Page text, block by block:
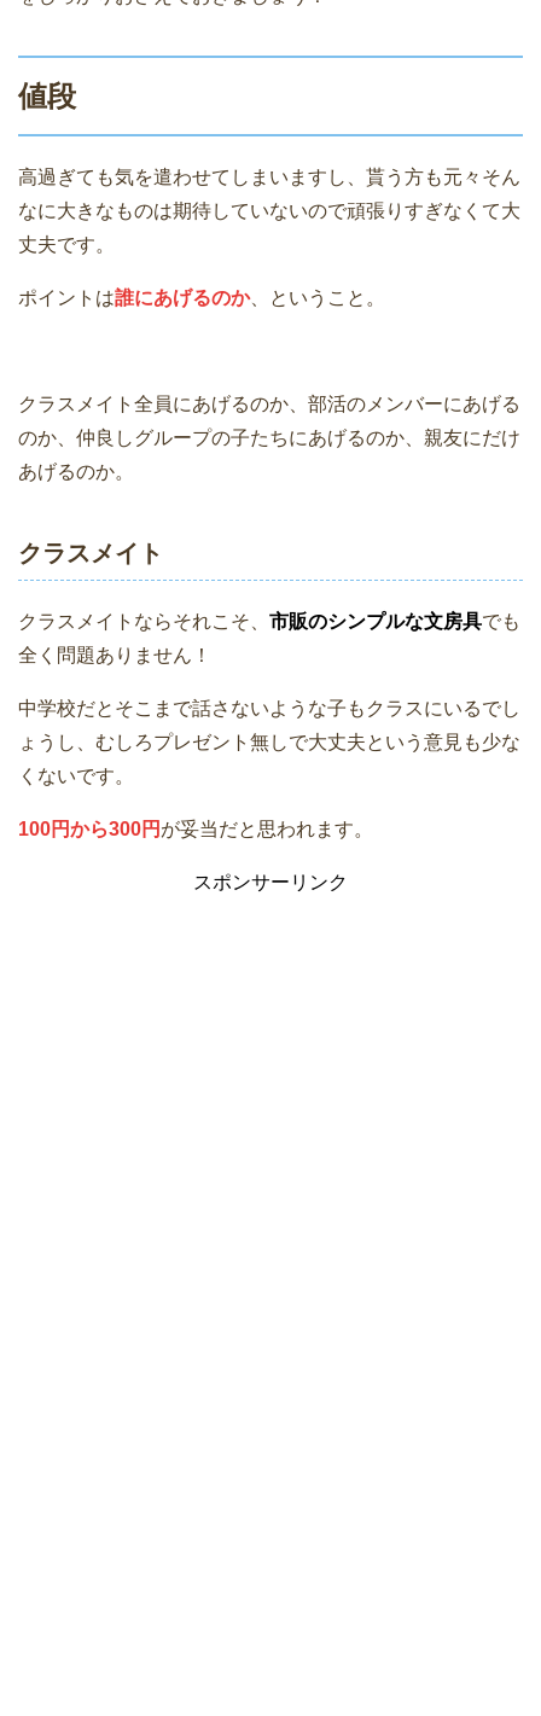
値段
高過ぎても気を遣わせてしまいますし、貰う方も元々そん
なに大きなものは期待していないので頑張りすぎなくて大
丈夫です。
ポイントは誰にあげるのか、ということ。
クラスメイト全員にあげるのか、部活のメンバーにあげる
のか、仲良しグループの子たちにあげるのか、親友にだけ
あげるのか。
クラスメイト
クラスメイトならそれこそ、 市販のシンプルな文房具でも
全く問題ありません！
中学校だとそこまで話さないような子もクラスにいるでし
ょうし、むしろプレゼント無しで大丈夫という意見も少な
くないです。
100円から300円 が妥当だと思われます。
スポンサーリンク